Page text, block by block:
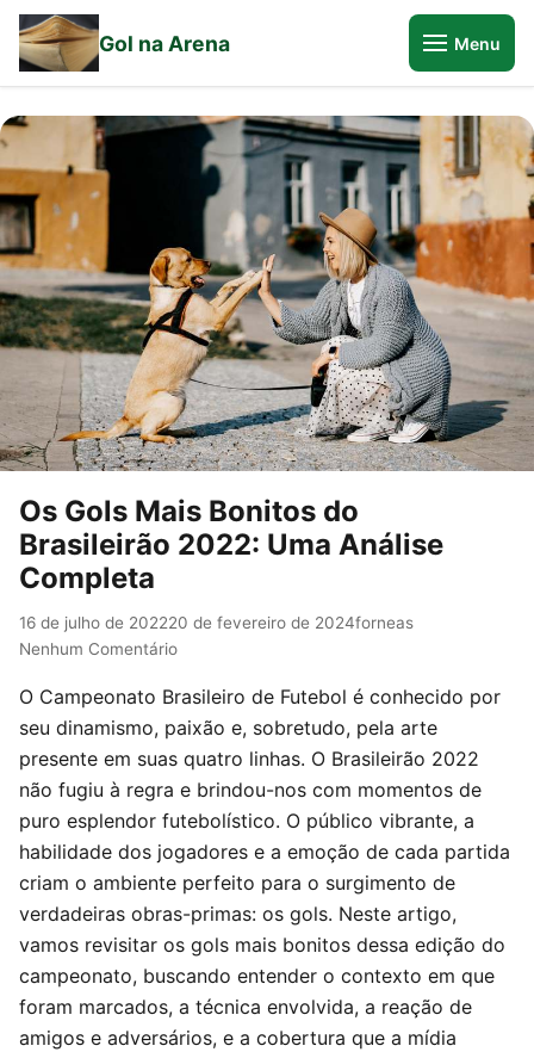
Gol na Arena Menu
Os Gols Mais Bonitos do
Brasileirão 2022: Uma Análise
Completa
16 de julho de 202220 de fevereiro de 2024forneas
Nenhum Comentário
O Campeonato Brasileiro de Futebol é conhecido por
seu dinamismo, paixão e, sobretudo, pela arte
presente em suas quatro linhas. O Brasileirão 2022
não fugiu à regra e brindou-nos com momentos de
puro esplendor futebolístico. O público vibrante, a
habilidade dos jogadores e a emoção de cada partida
criam o ambiente perfeito para o surgimento de
verdadeiras obras-primas: os gols. Neste artigo,
vamos revisitar os gols mais bonitos dessa edição do
campeonato, buscando entender o contexto em que
foram marcados, a técnica envolvida, a reação de
amigos e adversários, e a cobertura que a mídia